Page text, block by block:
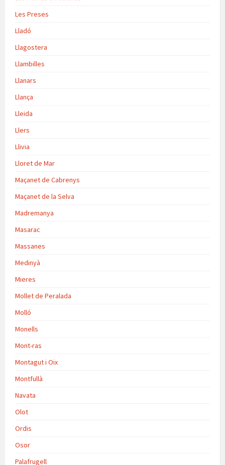
Les Preses
Lladó
Llagostera
Llambilles
Llanars
Llança
Lleida
Llers
Llivia
Lloret de Mar
Maçanet de Cabrenys
Maçanet de la Selva
Madremanya
Masarac
Massanes
Medinyà
Mieres
Mollet de Peralada
Molló
Monells
Mont-ras
Montagut i Oix
Montfullà
Navata
Olot
Ordis
Osor
Palafrugell